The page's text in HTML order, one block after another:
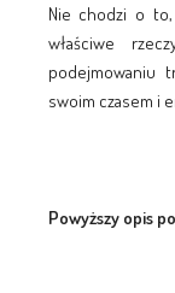
Nie chodzi o
właściwe
podejmowaniu
swoim czasem i
Powyższy opis